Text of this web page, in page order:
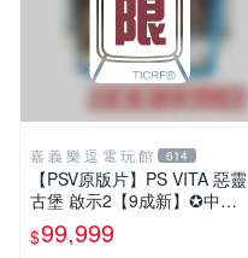
嘉 義 樂 逗 電 玩 館 614
【PSV原版片】PS VITA 惡靈
古堡 啟示2【9成新】✪中文
亞版 中古二手✪嘉義樂逗電
玩館
$99,999